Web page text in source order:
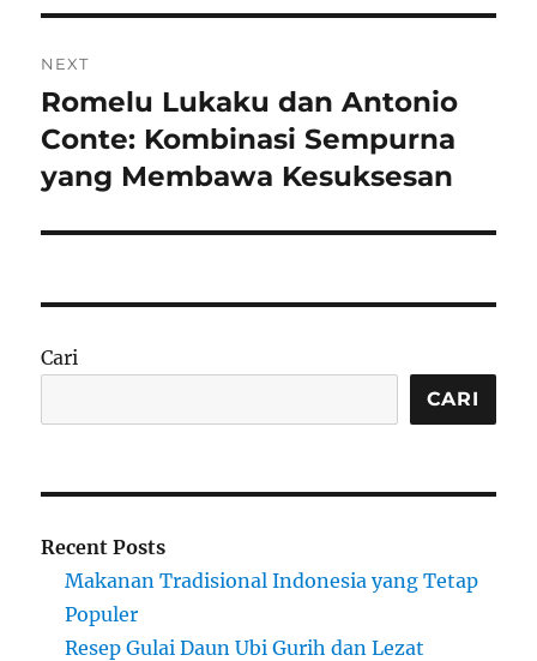
NEXT
Next
post:
Romelu Lukaku dan Antonio
Conte: Kombinasi Sempurna
yang Membawa Kesuksesan
Cari
CARI
Recent Posts
Makanan Tradisional Indonesia yang Tetap
Populer
Resep Gulai Daun Ubi Gurih dan Lezat